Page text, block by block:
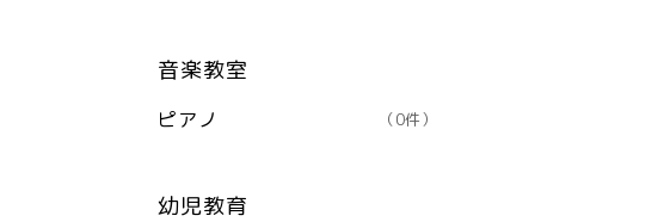
音楽教室
ピアノ （0件）
幼児教育